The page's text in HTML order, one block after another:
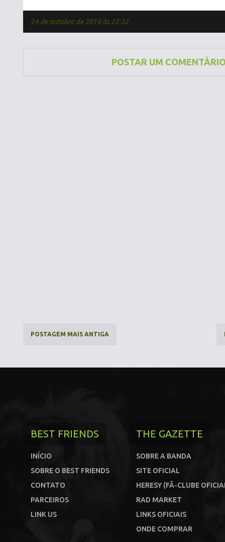
24 de outubro de 2016 às 22:32
POSTAR UM
POSTAGEM MAIS ANTIGA
BEST FRIENDS
INÍCIO
SOBRE O BEST FRIENDS
CONTATO
PARCEIROS
LINK US
THE GAZETTE
SOBRE A BANDA
SITE OFICIAL
HERESY (FÃ-CLUBE
RAD MARKET
LINKS OFICIAIS
ONDE COMPRAR